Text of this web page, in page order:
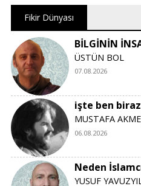
Fikir Dünyası
BİLGİNİN
ÜSTÜN BOL
07.08.2026
işte ben
MUSTAFA
06.08.2026
Neden
YUSUF